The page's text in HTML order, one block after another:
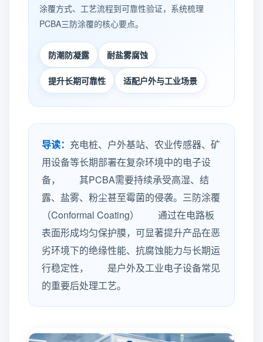
涂覆方式、工艺流程到可靠性验证，系统梳理
PCBA三防涂覆的核心要点。
防潮防凝露 耐盐雾腐蚀
提升长期可靠性 适配户外与工业场景
导读： 充电桩、户外基站、农业传感器、矿
用设备等长期部署在复杂环境中的电子设
备， 其PCBA需要持续承受高湿、结
露、盐雾、粉尘甚至霉菌的侵袭。三防涂覆
（Conformal Coating） 通过在电路板
表面形成均匀保护膜，可显著提升产品在恶
劣环境下的绝缘性能、抗腐蚀能力与长期运
行稳定性， 是户外及工业电子设备常见
的重要后处理工艺。